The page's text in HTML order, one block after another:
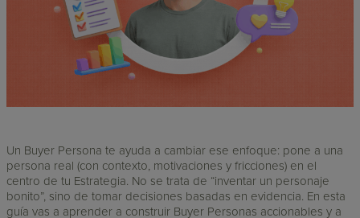
Un Buyer Persona te ayuda a cambiar ese enfoque: pone a una
persona real (con contexto, motivaciones y fricciones) en el
centro de tu Estrategia. No se trata de “inventar un personaje
bonito”, sino de tomar decisiones basadas en evidencia. En esta
guía vas a aprender a construir Buyer Personas accionables y a